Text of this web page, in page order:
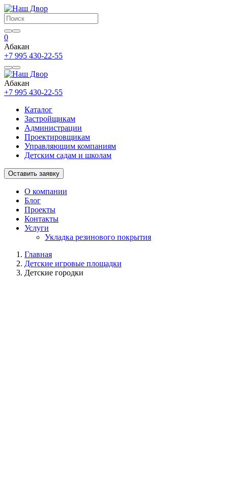
0
Абакан
+7 995 430-22-55
Абакан
+7 995 430-22-55
Каталог
Застройщикам
Администрации
Проектировщикам
Управляющим компаниям
Детским садам и школам
Оставить заявку
О компании
Блог
Проекты
Контакты
Услуги
Укладка резинового покрытия
Главная
Детские игровые площадки
Детские городки